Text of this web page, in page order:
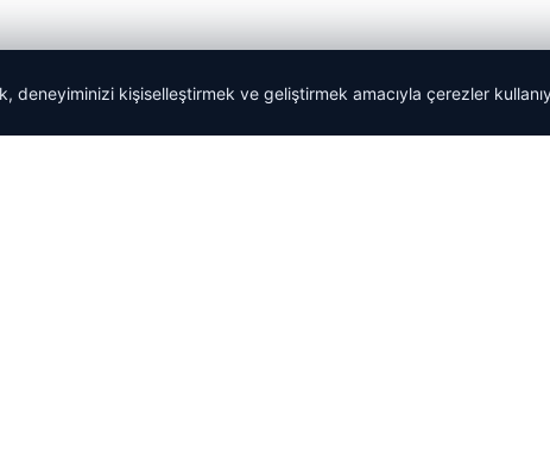
deneyiminizi kişiselleştirmek ve geliştirmek amacıyla çerezler